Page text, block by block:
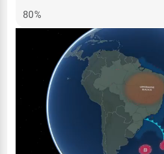
80%